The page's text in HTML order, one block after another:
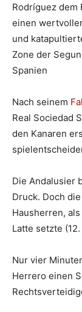
Rodríguez dem
einen
und
Zone der
Spanien
Nach seinem
Real Sociedad
den Kanaren
Die Andalusier
Druck. Doch
Hausherren,
Latte setzte
Nur vier
Herrero einen